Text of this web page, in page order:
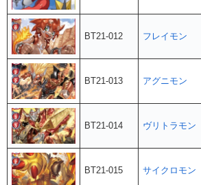
BT21-012 フレイモン
BT21-013 アグニモン
BT21-014 ヴリトラモン
BT21-015 サイクロモン